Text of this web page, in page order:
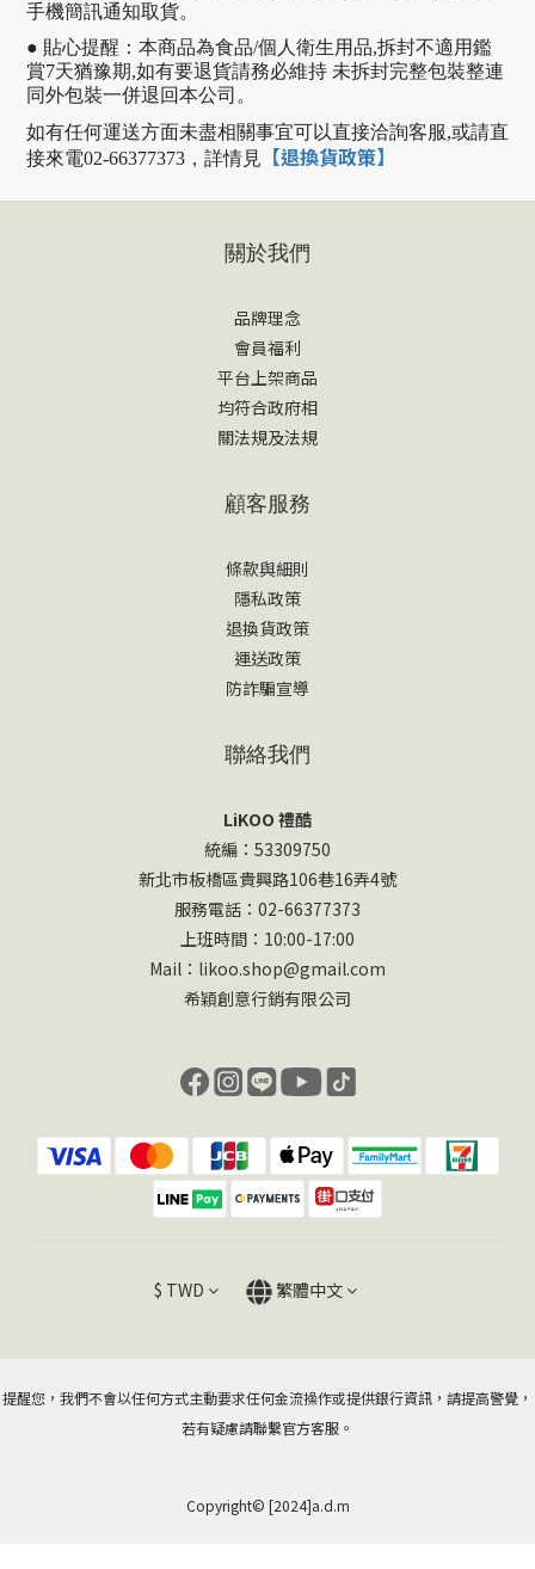
手機簡訊通知取貨。
● 貼心提醒：本商品為食品/個人衛生用品,拆封不適用鑑
賞7天猶豫期,如有要退貨請務必維持 未拆封完整包裝整連
同外包裝一併退回本公司。
如有任何運送方面未盡相關事宜可以直接洽詢客服,或請直
接來電02-66377373， 詳情見 【退換貨政策】
關於我們
品牌理念
會員福利
平台上架商品
均符合政府相
關法規及法規
顧客服務
條款與細則
隱私政策
退換貨政策
運送政策
防詐騙宣導
聯絡我們
LiKOO 禮酷
統編：53309750
新北市板橋區貴興路106巷16弄4號
服務電話：02-66377373
上班時間：10:00-17:00
Mail：likoo.shop@gmail.com
希穎創意行銷有限公司
$ TWD 繁體中文
提醒您，我們不會以任何方式主動要求任何金流操作或提供銀行資訊，請提高警覺，
若有疑慮請聯繫官方客服。
Copyright© [2024]a.d.m